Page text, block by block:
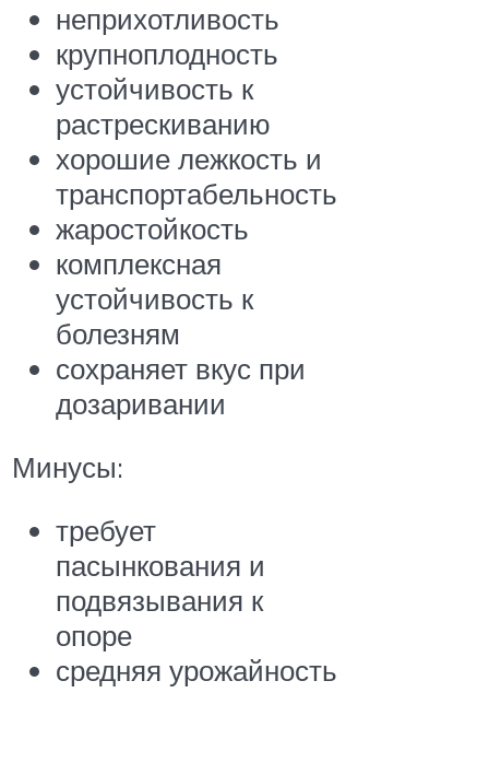
неприхотливость
крупноплодность
устойчивость к
растрескиванию
хорошие лежкость и
транспортабельность
жаростойкость
комплексная
устойчивость к
болезням
сохраняет вкус при
дозаривании
Минусы:
требует
пасынкования и
подвязывания к
опоре
средняя урожайность